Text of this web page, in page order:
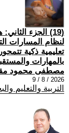
(19) الجزء
لنظام المسارات
تعليمية ذكية
بالمهارات
مصطفى محمود
2026 / 8 / 9
التربية والتعليم